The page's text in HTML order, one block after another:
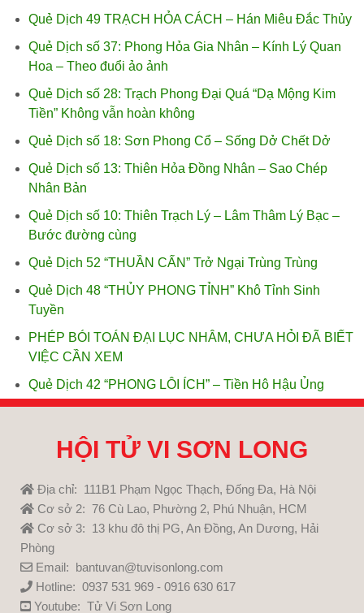
Quẻ Dịch 49 TRẠCH HỎA CÁCH – Hán Miêu Đắc Thủy
Quẻ Dịch số 37: Phong Hỏa Gia Nhân – Kính Lý Quan
Hoa – Theo đuổi ảo ảnh
Quẻ Dịch số 28: Trạch Phong Đại Quá “Dạ Mộng Kim
Tiền” Không vẫn hoàn không
Quẻ Dịch số 18: Sơn Phong Cổ – Sống Dở Chết Dở
Quẻ Dịch số 13: Thiên Hỏa Đồng Nhân – Sao Chép
Nhân Bản
Quẻ Dịch số 10: Thiên Trạch Lý – Lâm Thâm Lý Bạc –
Bước đường cùng
Quẻ Dịch 52 “THUẦN CẤN” Trở Ngại Trùng Trùng
Quẻ Dịch 48 “THỦY PHONG TỈNH” Khô Tỉnh Sinh
Tuyền
PHÉP BÓI TOÁN ĐẠI LỤC NHÂM, CHƯA HỎI ĐÃ BIẾT
VIỆC CẦN XEM
Quẻ Dịch 42 “PHONG LÔI ÍCH” – Tiền Hô Hậu Ủng
HỘI TỬ VI SƠN LONG
Địa chỉ: 111B1 Phạm Ngọc Thạch, Đống Đa, Hà Nội
Cơ sở 2: 76 Cù Lao, Phường 2, Phú Nhuận, HCM
Cơ sở 3: 13 khu đô thị PG, An Đồng, An Dương, Hải
Phòng
Email: bantuvan@tuvisonlong.com
Hotline: 0937 531 969 - 0916 630 617
Youtube: Tử Vi Sơn Long